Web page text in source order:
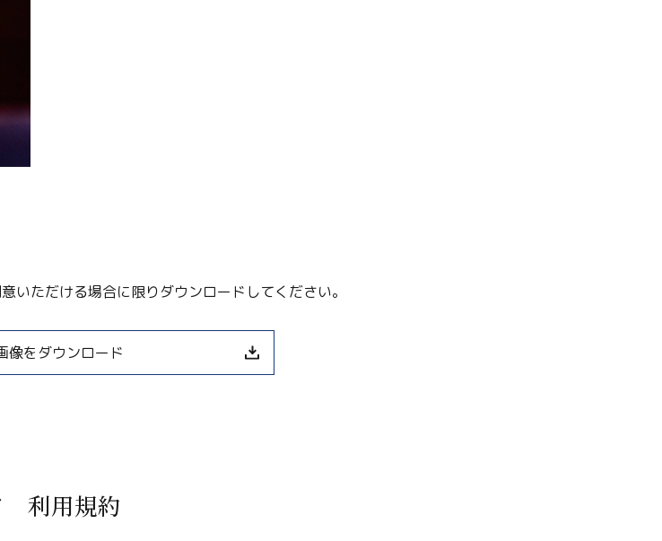
いただける場合に限りダウンロードしてください。
像をダウンロード
利用規約
Twitter